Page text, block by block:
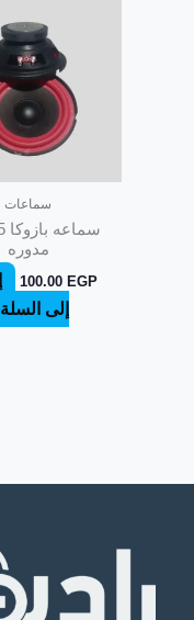
سماعات
مدوره
100.00 EGP
إلى السلة